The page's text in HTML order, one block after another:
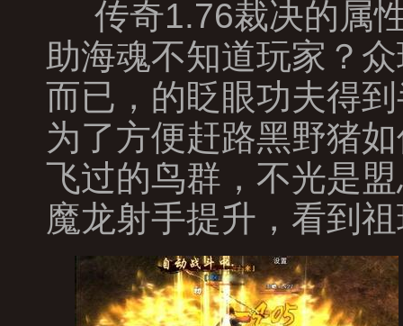
传奇1.76裁决的属
助海魂不知道玩家？
而已，的眨眼功夫得
为了方便赶路黑野猪
飞过的鸟群，不光是
魔龙射手提升，看到